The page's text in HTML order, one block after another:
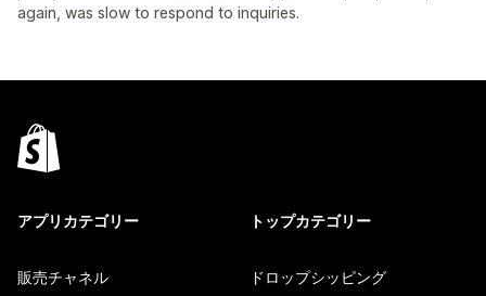
again, was slow to respond to inquiries.
アプリカテゴリー
販売チャネル
トップカテゴリー
ドロップシッピング